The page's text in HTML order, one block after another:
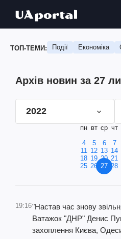
ТОП-ТЕМИ: Події Економіка
Архів новин за 27
2022
пн вт ср чт
4
5 6 7
11 12 13 14
18 19 20 21
25 26 27 28
19:16"Настав час знову
Ватажок "ДНР" Денис
захоплення Києва, Одеси